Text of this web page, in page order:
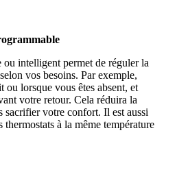
intelligent permet de réguler la
vos besoins. Par exemple,
ou lorsque vous êtes absent, et
votre retour. Cela réduira la
sacrifier votre confort. Il est aussi
à la même température